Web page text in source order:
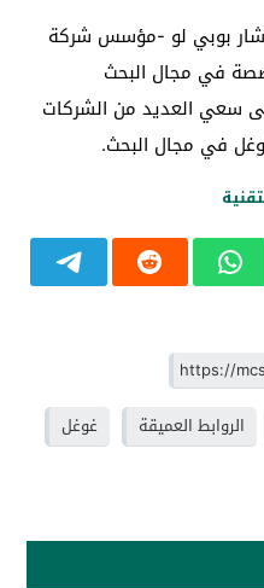
بوبي لو -مؤسس شركة
في مجال البحث
سعي العديد من الشركات
في مجال البحث.
الروابط العميقة
غوغل